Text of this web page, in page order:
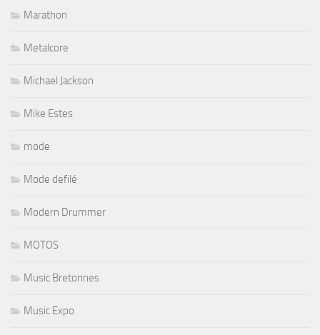
Marathon
Metalcore
Michael Jackson
Mike Estes
mode
Mode defilé
Modern Drummer
MOTOS
Music Bretonnes
Music Expo